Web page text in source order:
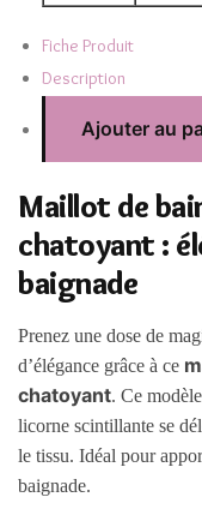
Fiche Produit
Description
Ajouter au
Maillot de
chatoyant :
baignade
Prenez une dose de
d’élégance grâce à ce
chatoyant. Ce
licorne scintillante se
le tissu. Idéal pour
baignade.